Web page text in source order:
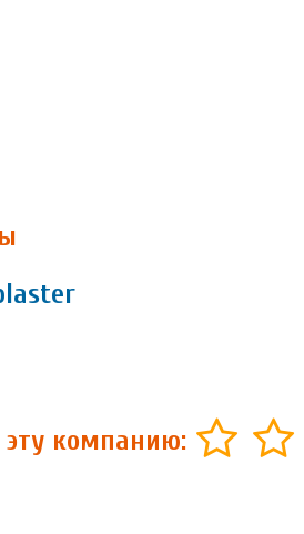
эту компанию: